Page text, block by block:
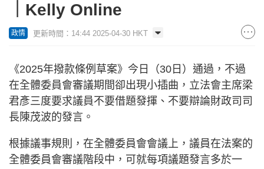
｜Kelly Online
政情 更新時間：14:44 2025-04-30 HKT
《2025年撥款條例草案》今日（30日）通過，不過
在全體委員會審議期間卻出現小插曲，立法會主席梁
君彥三度要求議員不要借題發揮、不要辯論財政司司
長陳茂波的發言。
根據議事規則，在全體委員會會議上，議員在法案的
全體委員會審議階段中，可就每項議題發言多於一